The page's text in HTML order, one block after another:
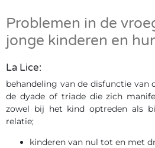
Problemen in de
jonge kinderen en
La Lice:
behandeling van de disfunctie van
de dyade of triade die zich
zowel bij het kind optreden als
relatie;
kinderen van nul tot en met